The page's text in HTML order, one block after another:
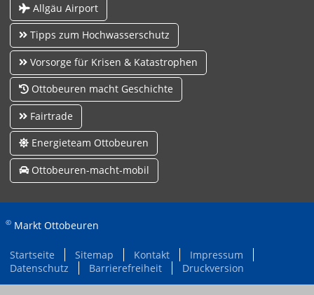
Allgäu Airport
Tipps zum Hochwasserschutz
Vorsorge für Krisen & Katastrophen
Ottobeuren macht Geschichte
Fairtrade
Energieteam Ottobeuren
Ottobeuren-macht-mobil
© Markt Ottobeuren
Startseite Sitemap Kontakt
Impressum
Datenschutz
Barrierefreiheit Druckversion